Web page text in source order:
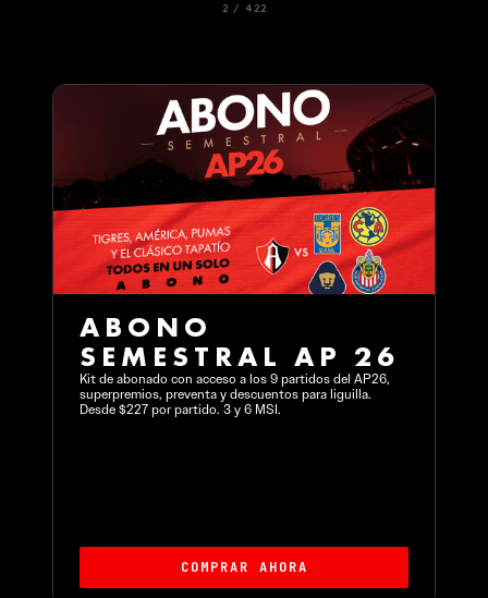
ABONO
SEMESTRAL AP 26
Kit de abonado con acceso a los 9 partidos del AP26,
superpremios, preventa y descuentos para liguilla.
Desde $227 por partido. 3 y 6 MSI.
COMPRAR AHORA
2 / 422